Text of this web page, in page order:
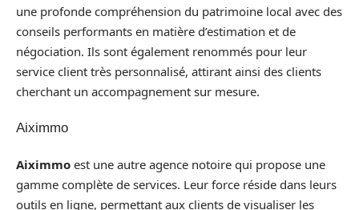
une profonde compréhension du patrimoine local avec des
conseils performants en matière d’estimation et de
négociation. Ils sont également renommés pour leur
service client très personnalisé, attirant ainsi des clients
cherchant un accompagnement sur mesure.
Aiximmo
Aiximmo est une autre agence notoire qui propose une
gamme complète de services. Leur force réside dans leurs
outils en ligne, permettant aux clients de visualiser les